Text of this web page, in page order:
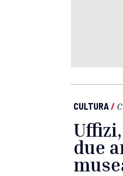
CULTURA/
due